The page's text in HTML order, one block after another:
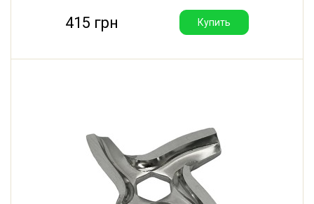
415 грн Купить